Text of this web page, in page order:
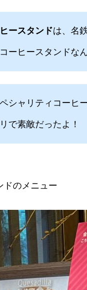
ースタンドは、名
ーヒースタンドな
シャリティコーヒ
で素敵だったよ！
ドのメニュー